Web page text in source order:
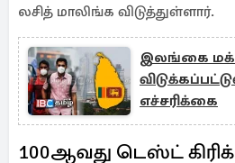
லசித் மாலிங்க விடுத்துள்ளார்.
இலங்கை
எச்சரிக்கை
100ஆவது டெஸ்ட்